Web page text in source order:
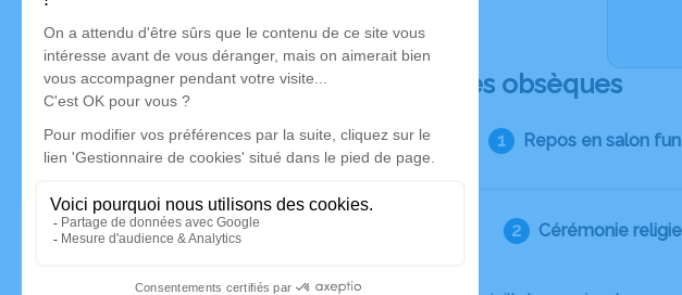
Déroulé des obsèques
Repos en salon
Cérémonie